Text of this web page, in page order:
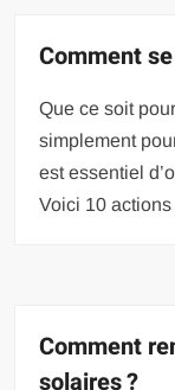
Comment
Que ce soit
simplement
est essentiel
Voici 10
Comment
solaires ?